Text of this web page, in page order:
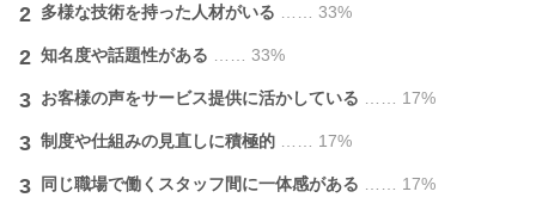
¥4400
▼カラー
ノーマルカラー
¥5500
2 多様な技術を持った人材がいる …… 33%
2 知名度や話題性がある …… 33%
3 お客様の声をサービス提供に活かしている …… 17%
3 制度や仕組みの見直しに積極的 …… 17%
3 同じ職場で働くスタッフ間に一体感がある …… 17%